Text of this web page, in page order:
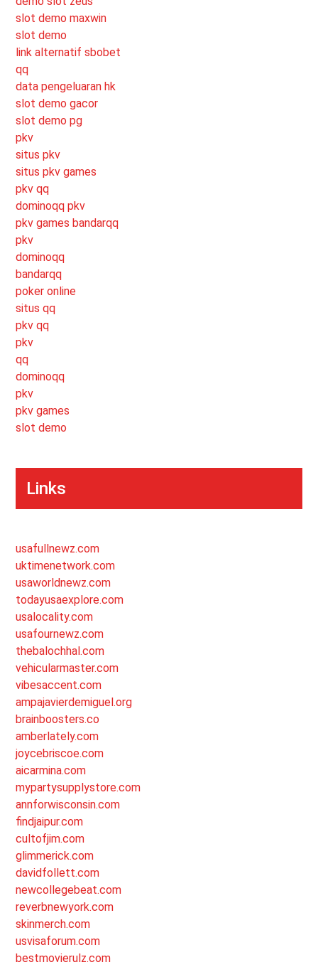
slot demo maxwin
slot demo
link alternatif sbobet
qq
data pengeluaran hk
slot demo gacor
slot demo pg
pkv
situs pkv
situs pkv games
pkv qq
dominoqq pkv
pkv games bandarqq
pkv
dominoqq
bandarqq
poker online
situs qq
pkv qq
pkv
qq
dominoqq
pkv
pkv games
slot demo
Links
usafullnewz.com
uktimenetwork.com
usaworldnewz.com
todayusaexplore.com
usalocality.com
usafournewz.com
thebalochhal.com
vehicularmaster.com
vibesaccent.com
ampajavierdemiguel.org
brainboosters.co
amberlately.com
joycebriscoe.com
aicarmina.com
mypartysupplystore.com
annforwisconsin.com
findjaipur.com
cultofjim.com
glimmerick.com
davidfollett.com
newcollegebeat.com
reverbnewyork.com
skinmerch.com
usvisaforum.com
bestmovierulz.com